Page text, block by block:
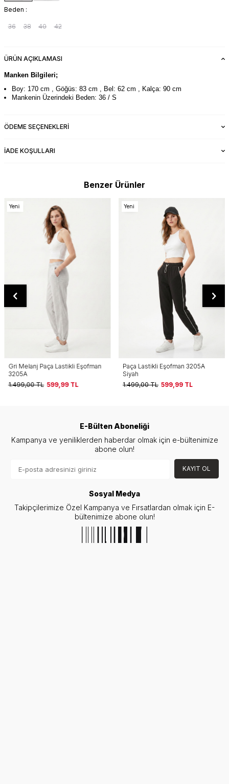
Beden :
36 38 40 42
ÜRÜN AÇIKLAMASI
Manken Bilgileri;
Boy: 170 cm , Göğüs: 83 cm , Bel: 62 cm , Kalça: 90 cm
Mankenin Üzerindeki Beden: 36 / S
ÖDEME SEÇENEKLERI
İADE KOŞULLARI
Benzer Ürünler
Yeni
Gri Melanj Paça Lastikli Eşofman
3205A
1.499,00TL 599,99TL
Yeni
Paça Lastikli Eşofman 3205A
Siyah
1.499,00TL 599,99TL
E-Bülten Aboneliği
Kampanya ve yeniliklerden haberdar olmak için e-bültenimize
abone olun!
KAYIT OL
Sosyal Medya
Takipçilerimize Özel Kampanya ve Fırsatlardan olmak için E-
bültenimize abone olun!